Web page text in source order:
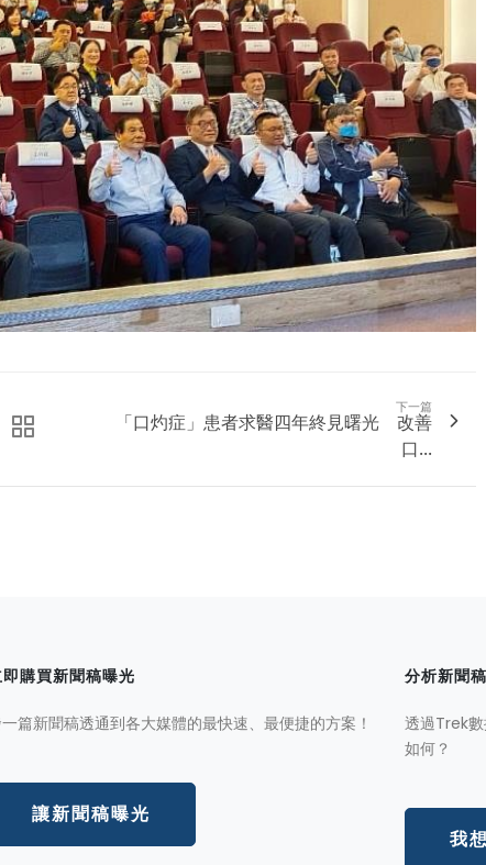
下一篇
「口灼症」患者求醫四年終見曙光 改善
口...
購買新聞稿曝光
篇新聞稿透通到各大媒體的最快速、最便捷的方案！
讓新聞稿曝光
分析新聞
透過Trek
如何？
我